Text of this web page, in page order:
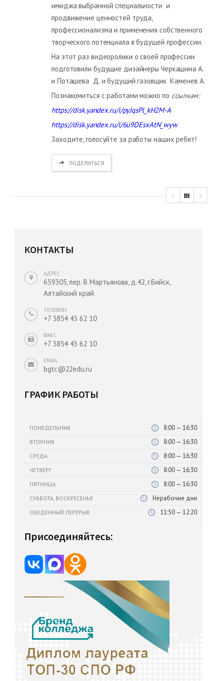
имиджа выбранной специальности и
продвижение ценностей труда,
профессионализма и применения собственного
творческого потенциала в будущей профессии.
На этот раз видеоролики о своей профессии
подготовили будущие дизайнеры Черкашина А.
и Поташева Д. и будущий газовщик Каменев А.
Познакомиться с работами можно по ссылкам:
https://disk.yandex.ru/i/pyJqsPl_kH2M-A
https://disk.yandex.ru/i/6u9DEsxAtN_wyw
Заходите, голосуйте за работы наших ребят!
ПОДЕЛИТЬСЯ
КОНТАКТЫ
АДРЕС
659305, пер. В. Мартьянова, д.42, г.Бийск,
Алтайский край
ТЕЛЕФОН
+7 3854 43 62 10
ФАКС
+7 3854 43 62 10
EMAIL
bgtc@22edu.ru
ГРАФИК РАБОТЫ
ПОНЕДЕЛЬНИК 8:00 — 16:30
ВТОРНИК 8:00 — 16:30
СРЕДА 8:00 — 16:30
ЧЕТВЕРГ 8:00 — 16:30
ПЯТНИЦА 8:00 — 16:30
СУББОТА, ВОСКРЕСЕНЬЕ Нерабочие дни
ОБЕДЕННЫЙ ПЕРЕРЫВ 11:50 — 12:20
Присоединяйтесь: